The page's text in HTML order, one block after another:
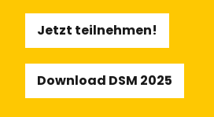
Jetzt teilnehmen!
Download DSM 2025